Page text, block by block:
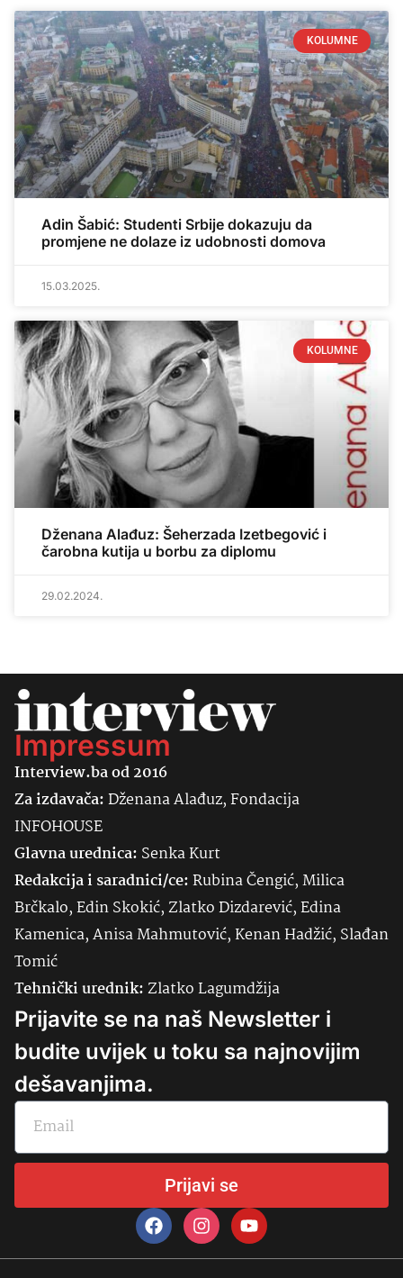
KOLUMNE
Adin Šabić: Studenti Srbije dokazuju da
promjene ne dolaze iz udobnosti domova
15.03.2025.
KOLUMNE
Dženana Alađuz: Šeherzada Izetbegović i
čarobna kutija u borbu za diplomu
29.02.2024.
Impressum
Interview.ba od 2016
Za izdavača:Dženana Alađuz, Fondacija
INFOHOUSE
Glavna urednica: SenkaKurt
Redakcija i saradnici/ce:Rubina Čengić, Milica
Brčkalo, Edin Skokić, Zlatko Dizdarević, Edina
Kamenica, Anisa Mahmutović, Kenan Hadžić, Slađan
Tomić
Tehnički urednik:Zlatko Lagumdžija
Prijavite se na naš Newsletter i
budite uvijek u toku sa najnovijim
dešavanjima.
Prijavi se